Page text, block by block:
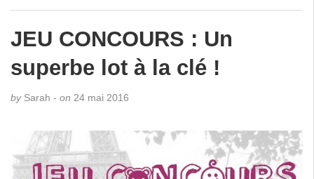
e
i
o
n
JEU CONCOURS : Un
superbe lot à la clé !
bySarah - on 24 mai 2016